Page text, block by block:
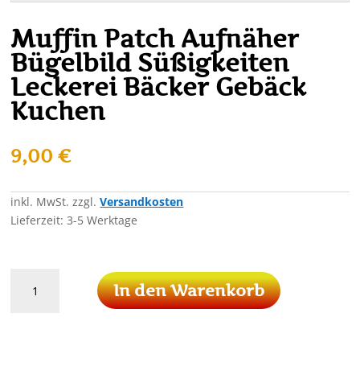
Muffin Patch Aufnäher
Bügelbild Süßigkeiten
Leckerei Bäcker Gebäck
Kuchen
9,00€
inkl. MwSt. zzgl.Versandkosten
Lieferzeit:3-5 Werktage
Patch
In den Warenkorb